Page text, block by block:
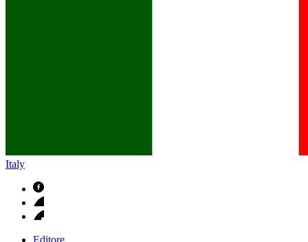
Italy
Editore